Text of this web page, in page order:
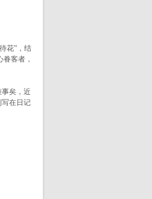
花”，结
客者，
矣，近
写在日记